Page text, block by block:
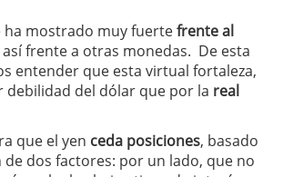
ha mostrado muy fuertefrente al
así frente a otras monedas. De esta
entender que esta virtual fortaleza,
debilidad del dólar que por la real
que el yen ceda posiciones, basado
de dos factores: por un lado, que no